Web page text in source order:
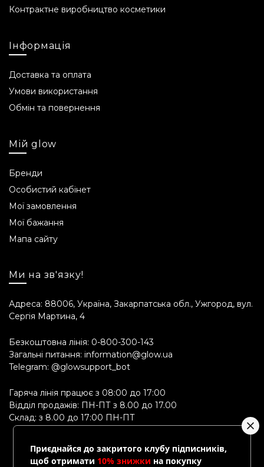
Контрактне виробництво косметики
Інформація
Доставка та оплата
Умови використання
Обмін та повернення
Мій glow
Бренди
Особистий кабінет
Мої замовлення
Мої бажання
Мапа сайту
Ми на зв'язку!
Адреса: 88006, Україна, Закарпатська обл., Ужгород, вул.
Сергія Мартина, 4
Безкоштовна лінія: 0-800-300-143
Загальні питання: information@glow.ua
Telegram: @glowsupport_bot
Гаряча лінія працює з 08:00 до 17:00
Відділ продажів: ПН-ПТ з 8.00 до 17.00
Склад: з 8.00 до 17:00 ПН-ПТ
Приєднайся до закритого клубу підписників,
щоб отримати 10% знижки на покупку